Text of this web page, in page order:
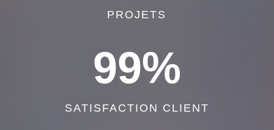
PROJETS
99%
SATISFACTION CLIENT